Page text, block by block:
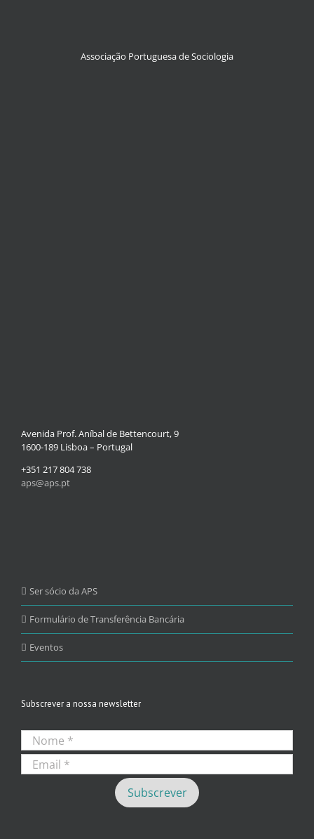
Associação Portuguesa de Sociologia
Avenida Prof. Aníbal de Bettencourt, 9
1600-189 Lisboa – Portugal
+351 217 804 738
aps@aps.pt
Ser sócio da APS
Formulário de Transferência Bancária
Eventos
Subscrever a nossa newsletter